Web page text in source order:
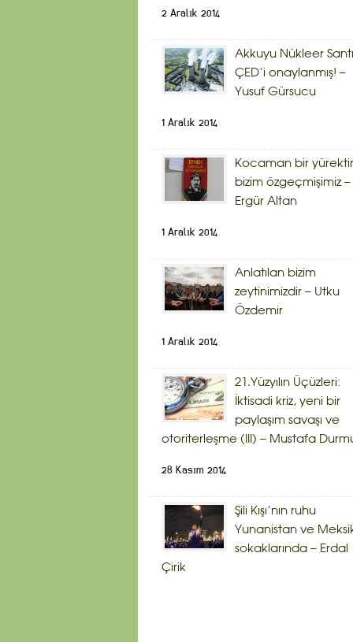
2 Aralık 2014
Akkuyu Nükleer
ÇED’i onaylanmış! –
Yusuf Gürsucu
1 Aralık 2014
Kocaman bir yürektir
bizim özgeçmişimiz –
Ergür Altan
1 Aralık 2014
Anlatılan bizim
zeytinimizdir – Utku
Özdemir
1 Aralık 2014
21.Yüzyılın Üçüzleri:
İktisadi kriz, yeni bir
paylaşım savaşı ve
otoriterleşme (III) – Mustafa
28 Kasım 2014
Şili Kışı’nın ruhu
Yunanistan ve
sokaklarında – Erdal
Çirik